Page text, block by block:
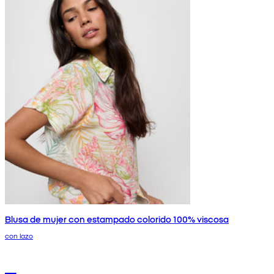
Blusa de mujer con estampado colorido 100% viscosa
con lazo